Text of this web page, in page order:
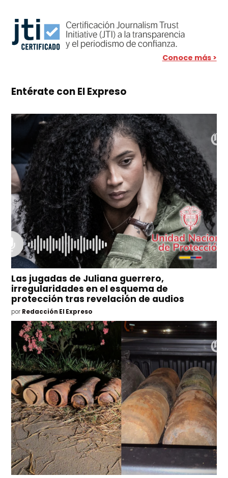
Conoce más >
Entérate con El Expreso
Las jugadas de Juliana guerrero,
irregularidades en el esquema de
protección tras revelación de audios
por Redacción El Expreso